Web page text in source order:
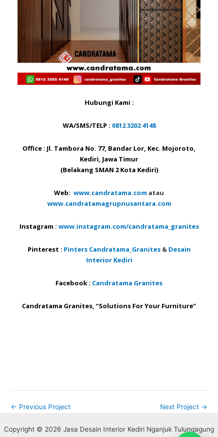
Hubungi Kami :
WA/SMS/TELP : 0812 3202 4148
Office : Jl. Tambora No. 77, Bandar Lor, Kec. Mojoroto,
Kediri, Jawa Timur
(Belakang SMAN 2 Kota Kediri)
Web: www.candratama.com atau
www.candratamagrupnusantara.com
Instagram : www.instagram.com/candratama_granites
Pinterest : Pinters Candratama_Granites & Desain
Interior Kediri
Facebook : Candratama Granites
Candratama Granites, “Solutions For Your Furniture”
← Previous Project Next Project →
Copyright © 2026 Jasa Desain Interior Kediri Nganjuk Tulungagung